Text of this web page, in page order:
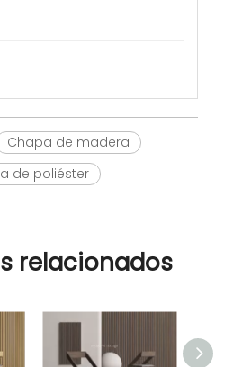
Chapa de madera
de poliéster
relacionados